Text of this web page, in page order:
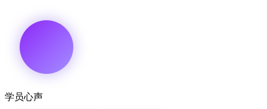
学员心声